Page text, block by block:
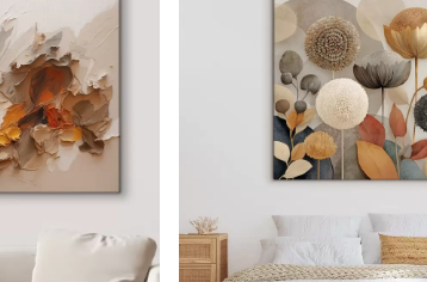
✓Suprafață tip pânză
✓Material ecologic